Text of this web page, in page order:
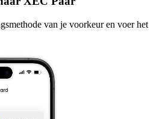
van je voorkeur en voer het